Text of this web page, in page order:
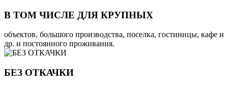
В ТОМ ЧИСЛЕ ДЛЯ КРУПНЫХ
объектов, большого производства, поселка, гостиницы, кафе и
др. и постоянного проживания.
БЕЗ ОТКАЧКИ